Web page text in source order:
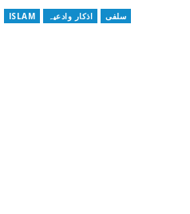
ISLAM اذکار وادعیہ سلفی